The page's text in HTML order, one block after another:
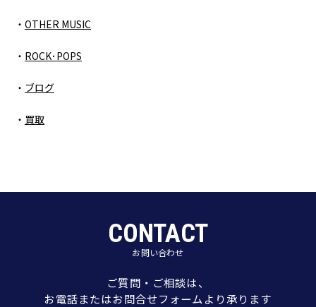
OTHER MUSIC
ROCK･POPS
ブログ
買取
CONTACT
お問い合わせ
ご質問・ご相談は、
お電話またはお問合せフォームより承ります